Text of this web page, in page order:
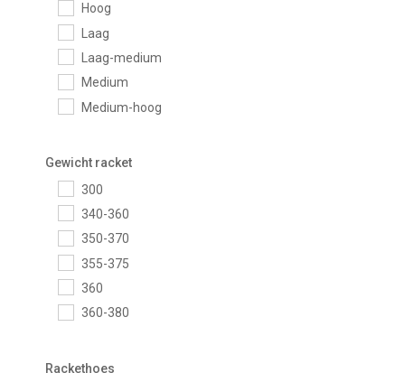
Hoog
Laag
Laag-medium
Medium
Medium-hoog
Gewicht racket
300
340-360
350-370
355-375
360
360-380
Rackethoes